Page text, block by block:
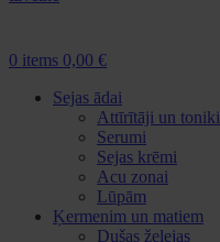
0 items 0,00 €
Sejas ādai
Attīrītāji un toniki
Serumi
Sejas krēmi
Acu zonai
Lūpām
Ķermenim un matiem
Dušas želejas